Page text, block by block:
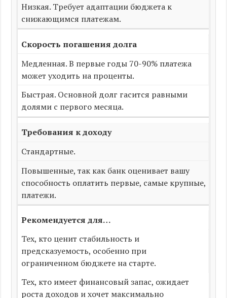
Низкая. Требует адаптации бюджета к
снижающимся платежам.
Скорость погашения долга
Медленная. В первые годы 70-90% платежа
может уходить на проценты.
Быстрая. Основной долг гасится равными
долями с первого месяца.
Требования к доходу
Стандартные.
Повышенные, так как банк оценивает вашу
способность оплатить первые, самые крупные,
платежи.
Рекомендуется для…
Тех, кто ценит стабильность и
предсказуемость, особенно при
ограниченном бюджете на старте.
Тех, кто имеет финансовый запас, ожидает
роста доходов и хочет максимально